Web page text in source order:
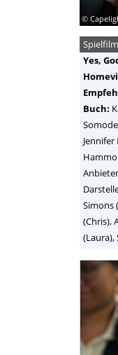
©
Spielfilm
Yes,
Buch:
Jennifer
Simons
(Chris),
(Laura),